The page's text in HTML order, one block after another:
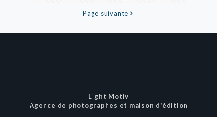
Page suivante
Light Motiv
Agence de photographes et maison d'édition